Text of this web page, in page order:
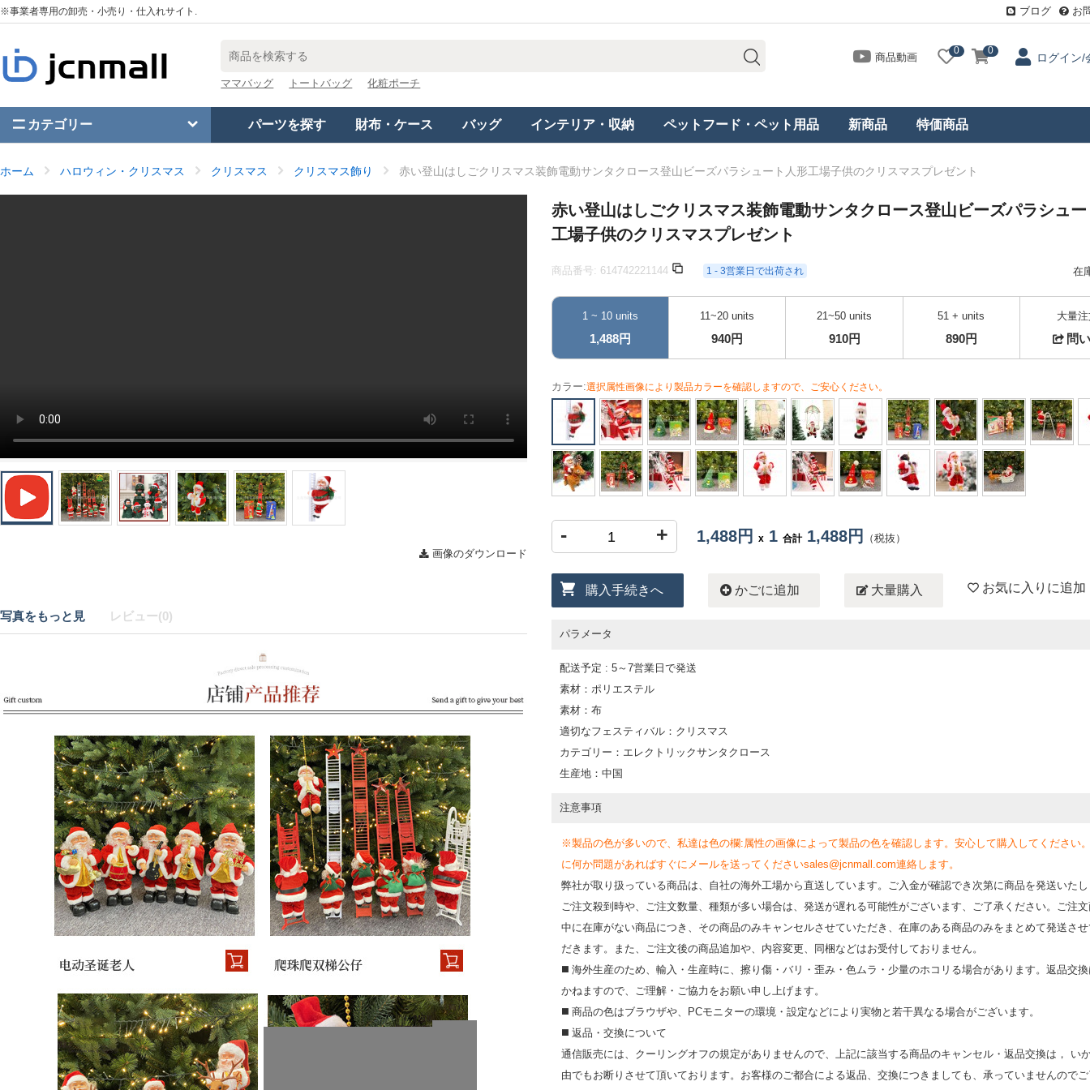
※事業者専用の卸売・小売り・仕入れサイト. ブログ お
ママバッグ トートバッグ 化粧ポーチ
商品動画
0 0
ログイン/
カテゴリー パーツを探す 財布・ケース バッグ インテリア・収納 ペットフード・ペット用品 新商品 特価商品
ホーム ハロウィン・クリスマス クリスマス クリスマス飾り 赤い登山はしごクリスマス装飾電動サンタクロース登山ビーズパラシュート人形工場子供のクリスマスプレゼント
画像のダウンロード
写真をもっと見 レビュー(0)
赤い登山はしごクリスマス装飾電動サンタクロース登山ビーズパラシュ
工場子供のクリスマスプレゼント
商品番号: 614742221144 1 - 3営業日で出荷され 在
1 ~ 10 units
1,488円
11~20 units
940円
21~50 units
910円
51 + units
890円
大量
問
カラー:選択属性画像により製品カラーを確認しますので、ご安心ください。
- + 1,488円 x 1 合計1,488円 （税抜）
購入手続きへ かごに追加 大量購入 お気に入りに追加
パラメータ
配送予定 : 5～7営業日で発送
素材：ポリエステル
素材：布
適切なフェスティバル：クリスマス
カテゴリー：エレクトリックサンタクロース
生産地：中国
注意事項
※製品の色が多いので、私達は色の欄:属性の画像によって製品の色を確認します。安心して購入してください
に何か問題があればすぐにメールを送ってくださいsales@jcnmall.com連絡します。
弊社が取り扱っている商品は、自社の海外工場から直送しています。ご入金が確認でき次第に商品を発送いた
ご注文殺到時や、ご注文数量、種類が多い場合は、発送が遅れる可能性がございます、ご了承ください。ご注
中に在庫がない商品につき、その商品のみキャンセルさせていただき、在庫のある商品のみをまとめて発送さ
だきます。また、ご注文後の商品追加や、内容変更、同梱などはお受付しておりません。
◼️ 海外⽣産のため、輸⼊・⽣産時に、擦り傷・バリ・歪み・色ムラ・少量のホコリる場合があります。返品交
かねますので、ご理解・ご協⼒をお願い申し上げます。
◼️ 商品の⾊はブラウザや、PCモニターの環境・設定などにより実物と若⼲異なる場合がございます。
◼️ 返品・交換について
通信販売には、クーリングオフの規定がありませんので、上記に該当する商品のキャンセル・返品交換は， い
由でもお断りさせて頂いております。お客様のご都合による返品、交換につきましても、承っていませんので